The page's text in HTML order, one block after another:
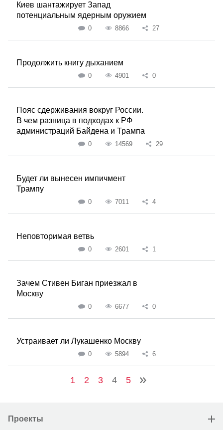
Киев шантажирует Запад
потенциальным ядерным оружием
0 8866 27
Продолжить книгу дыханием
0 4901 0
Пояс сдерживания вокруг России.
В чем разница в подходах к РФ
администраций Байдена и Трампа
0 14569 29
Будет ли вынесен импичмент
Трампу
0 7011 4
Неповторимая ветвь
0 2601 1
Зачем Стивен Биган приезжал в
Москву
0 6677 0
Устраивает ли Лукашенко Москву
0 5894 6
1 2 3 4 5
Проекты